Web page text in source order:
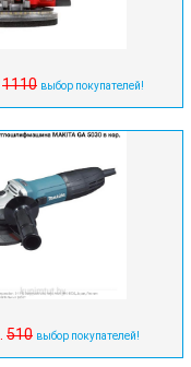
1110 выбор покупателей!
510 выбор покупателей!